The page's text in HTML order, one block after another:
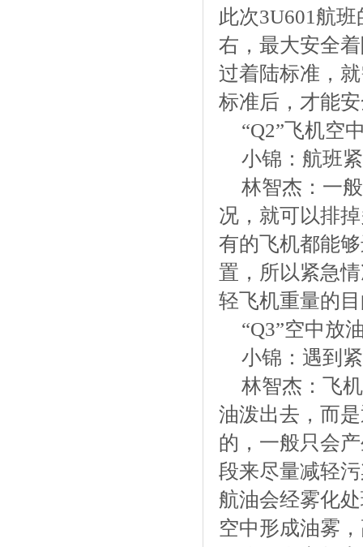
此次3U601航
右，最大安全
过着陆标准，
标准后，才能
“Q2”飞机空
小锦：航班
林智杰：一
况，就可以排
有的飞机都能
置，所以紧急
轻飞机重量的
“Q3”空中放
小锦：遇到
林智杰：飞
油泼出去，而
的，一般只会
段来尽量减轻
航油会经雾化
空中形成油雾